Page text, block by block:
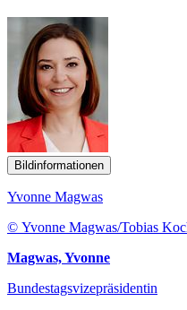
Bildinformationen
Yvonne Magwas
© Yvonne Magwas/Tobias
Magwas, Yvonne
Bundestagsvizepräsidentin